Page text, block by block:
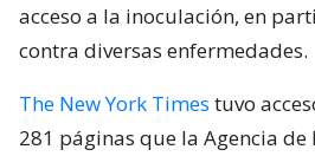
acceso a la inoculación, en
contra diversas enfermedades.
The New York Times tuvo
281 páginas que la Agencia de